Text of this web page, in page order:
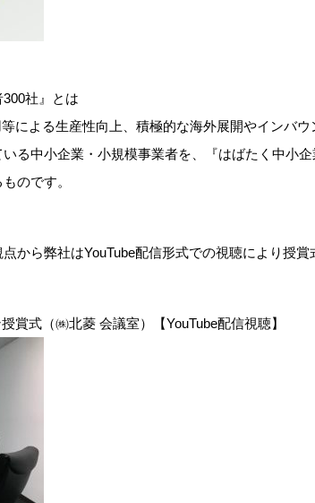
社』とは
による生産性向上、積極的な海外展開やインバ
る中小企業・小規模事業者を、『はばたく中小
のです。
から弊社はYouTube配信形式での視聴により授賞
賞式（㈱北菱 会議室）【YouTube配信視聴】